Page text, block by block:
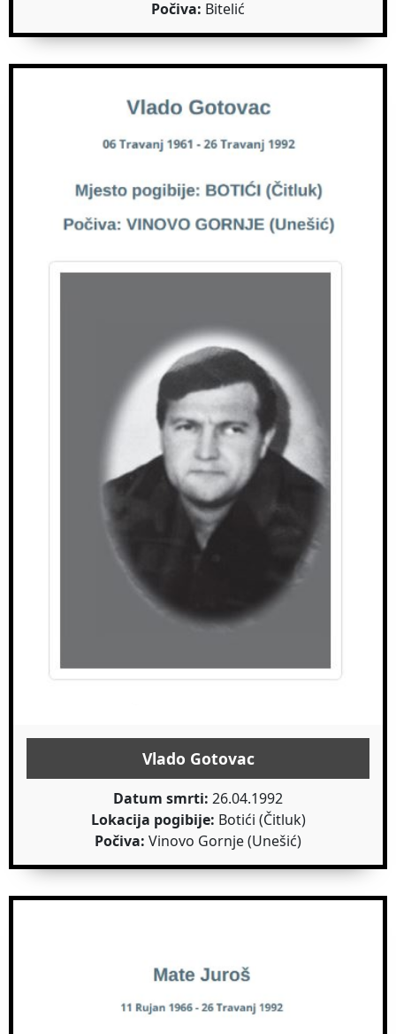
Počiva: Bitelić
Vlado Gotovac
Datum smrti: 26.04.1992
Lokacija pogibije: Botići (Čitluk)
Počiva: Vinovo Gornje (Unešić)